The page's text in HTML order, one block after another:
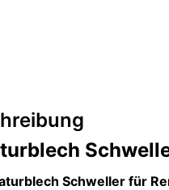
Schweller für